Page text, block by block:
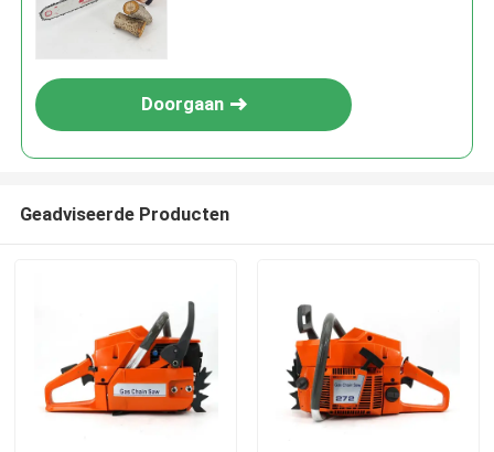
Doorgaan
Geadviseerde Producten